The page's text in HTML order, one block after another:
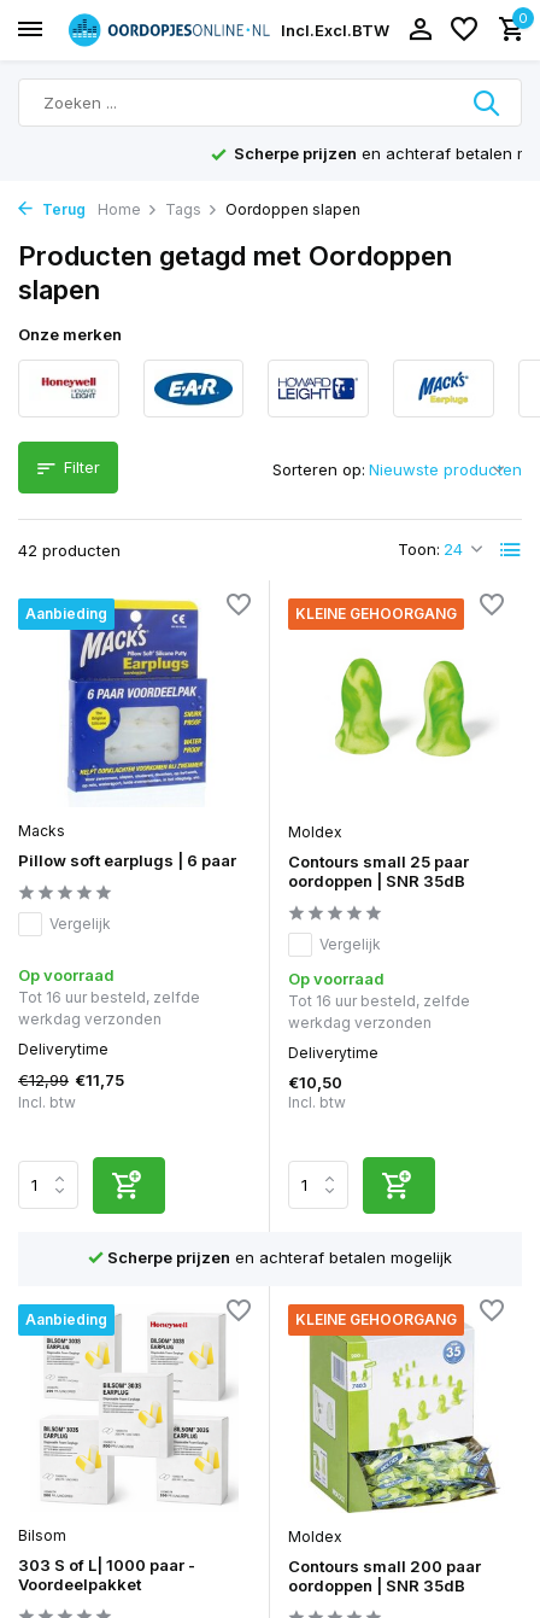
Incl.Excl.BTW
0
Scherpe prijzen en achteraf betalen mogelijk
Terug Home Tags Oordoppen slapen
Producten getagd met Oordoppen
slapen
Onze merken
Filter
42 producten Toon:
Sorteren op:
Aanbieding
Macks
Pillow soft earplugs | 6 paar
Vergelijk
Op voorraad
Tot 16 uur besteld, zelfde
werkdag verzonden
Deliverytime
€12,99 €11,75
Incl. btw
KLEINE GEHOORGANG
Moldex
Contours small 25 paar
oordoppen | SNR 35dB
Vergelijk
Op voorraad
Tot 16 uur besteld, zelfde
werkdag verzonden
Deliverytime
€10,50
Incl. btw
Scherpe prijzen en achteraf betalen mogelijk
Aanbieding
Bilsom
303 S of L| 1000 paar -
Voordeelpakket
KLEINE GEHOORGANG
Moldex
Contours small 200 paar
oordoppen | SNR 35dB